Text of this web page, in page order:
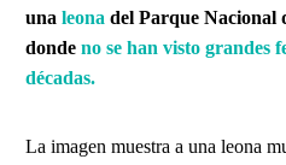
una leona del Parque Nacional
donde no se han visto grandes
décadas.
La imagen muestra a una leona